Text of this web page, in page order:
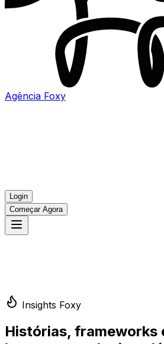
Agência Foxy
Login
Começar Agora
Insights Foxy
Histórias, frameworks